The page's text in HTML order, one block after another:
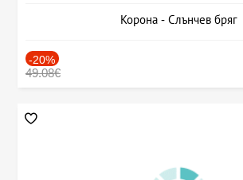
Корона - Слънчев бряг
-20%
49.08€